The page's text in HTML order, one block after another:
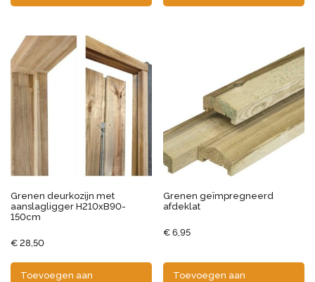
Grenen deurkozijn met
aanslagligger H210xB90-
150cm
€ 28,50
Toevoegen aan
Grenen geïmpregneerd
afdeklat
€ 6,95
Toevoegen aan